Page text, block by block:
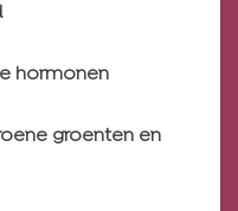
hormonen
groenten en